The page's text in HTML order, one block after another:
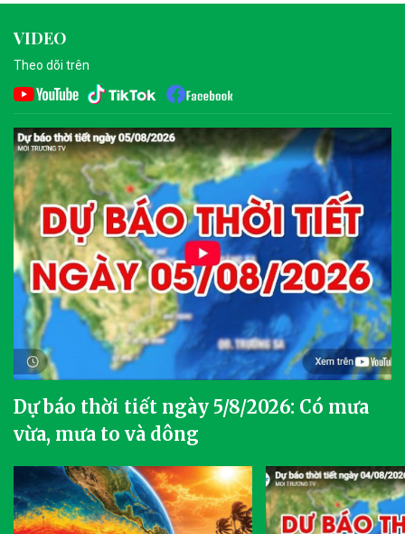
VIDEO
Theo dõi trên
Dự báo thời tiết ngày 5/8/2026: Có mưa
vừa, mưa to và dông